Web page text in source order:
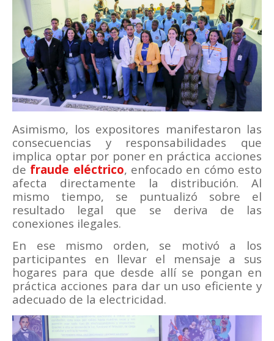
Asimismo, los expositores manifestaron las
consecuencias y responsabilidades que
implica optar por poner en práctica acciones
de fraude eléctrico, enfocado en cómo esto
afecta directamente la distribución. Al
mismo tiempo, se puntualizó sobre el
resultado legal que se deriva de las
conexiones ilegales.
En ese mismo orden, se motivó a los
participantes en llevar el mensaje a sus
hogares para que desde allí se pongan en
práctica acciones para dar un uso eficiente y
adecuado de la electricidad.